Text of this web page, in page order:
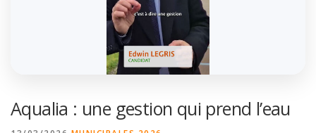
Aqualia : une gestion qui prend l’eau